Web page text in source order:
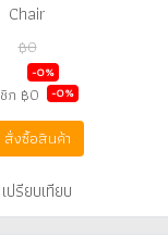
Chair
฿0
-0%
ก ฿0 -0%
สั่งซื้อสินค้า
เปรียบเทียบ